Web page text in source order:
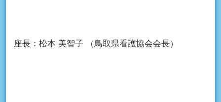
座長： 松本 美智子 （鳥取県看護協会会長）